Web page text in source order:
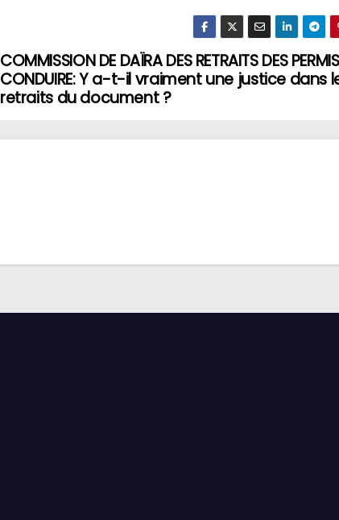
COMMISSION DE DAÏRA DES RETRAITS DES
CONDUIRE: Y a-t-il vraiment une justice dans
retraits du document ?